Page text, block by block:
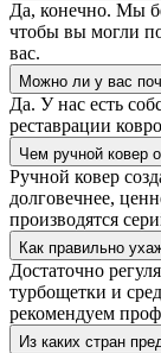
Да, конечно. Мы
чтобы вы могли
вас.
Можно ли у вас
Да. У нас есть
реставрации
Чем ручной ковер
Ручной ковер
долговечнее,
производятся
Как правильно
Достаточно
турбощетки и
рекомендуем
Из каких стран